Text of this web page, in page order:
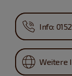
Info:
Weitere